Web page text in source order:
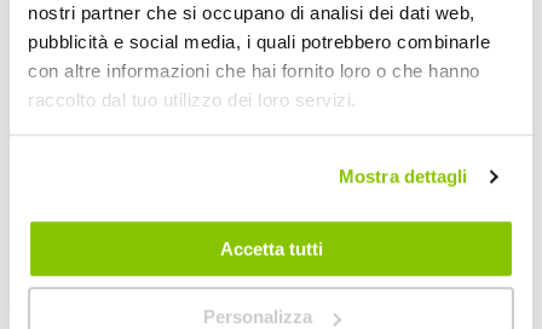
nostri partner che si occupano di analisi dei dati web,
pubblicità e social media, i quali potrebbero combinarle
con altre informazioni che hai fornito loro o che hanno
raccolto dal tuo utilizzo dei loro servizi.
Mostra dettagli
Accetta tutti
Personalizza
1
LAMPA
Veicoli compatibili
POTREBBERO INTERESSARTI